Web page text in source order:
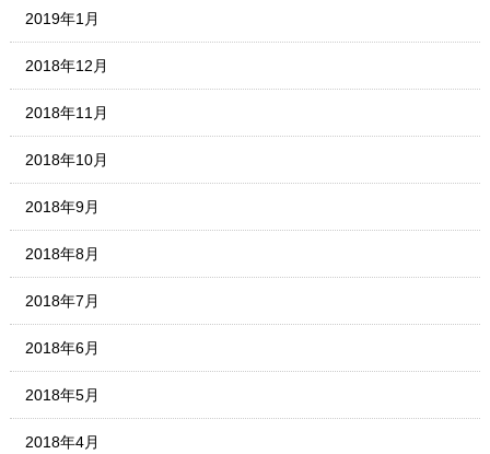
2019年1月
2018年12月
2018年11月
2018年10月
2018年9月
2018年8月
2018年7月
2018年6月
2018年5月
2018年4月